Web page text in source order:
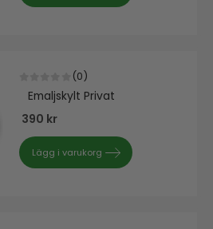
out of 5
(0)
Emaljskylt Privat
390 kr
Lägg i varukorg